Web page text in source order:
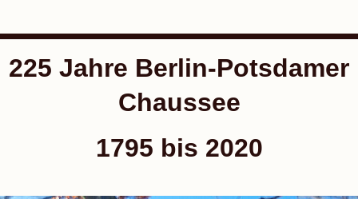
225 Jahre Berlin-Potsdamer
Chaussee
1795 bis 2020